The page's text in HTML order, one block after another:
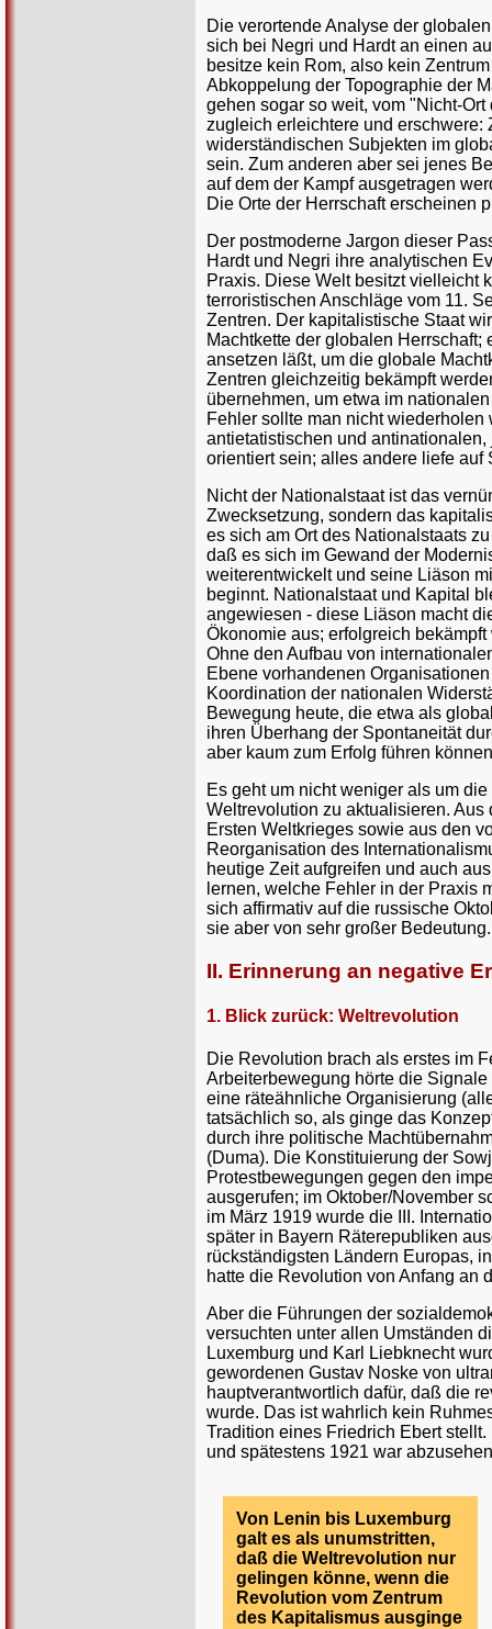
Die verortende Analyse der
sich bei Negri und Hardt an einen
besitze kein Rom, also kein
Abkoppelung der Topographie der
gehen sogar so weit, vom "Nicht-
zugleich erleichtere und
widerständischen Subjekten im
sein. Zum anderen aber sei jenes
auf dem der Kampf ausgetragen
Die Orte der Herrschaft erscheinen
Der postmoderne Jargon dieser
Hardt und Negri ihre analytischen
Praxis. Diese Welt besitzt vielleicht
terroristischen Anschläge vom 11.
Zentren. Der kapitalistische Staat
Machtkette der globalen
ansetzen läßt, um die globale
Zentren gleichzeitig bekämpft
übernehmen, um etwa im
Fehler sollte man nicht
antietatistischen und
orientiert sein; alles andere liefe
Nicht der Nationalstaat ist das
Zwecksetzung, sondern das
es sich am Ort des Nationalstaats
daß es sich im Gewand der
weiterentwickelt und seine Liäson
beginnt. Nationalstaat und Kapital
angewiesen - diese Liäson macht
Ökonomie aus; erfolgreich
Ohne den Aufbau von
Ebene vorhandenen
Koordination der nationalen
Bewegung heute, die etwa als
ihren Überhang der Spontaneität
aber kaum zum Erfolg führen
Es geht um nicht weniger als um
Weltrevolution zu aktualisieren.
Ersten Weltkrieges sowie aus den
Reorganisation des
heutige Zeit aufgreifen und auch
lernen, welche Fehler in der Praxis
sich affirmativ auf die russische
sie aber von sehr großer
II. Erinnerung an negative
1. Blick zurück: Weltrevolution
Die Revolution brach als erstes im
Arbeiterbewegung hörte die
eine räteähnliche Organisierung
tatsächlich so, als ginge das
durch ihre politische
(Duma). Die Konstituierung der
Protestbewegungen gegen den
ausgerufen; im Oktober/November
im März 1919 wurde die III.
später in Bayern Räterepubliken
rückständigsten Ländern Europas,
hatte die Revolution von Anfang an
Aber die Führungen der
versuchten unter allen Umständen
Luxemburg und Karl Liebknecht
gewordenen Gustav Noske von
hauptverantwortlich dafür, daß die
wurde. Das ist wahrlich kein
Tradition eines Friedrich Ebert
und spätestens 1921 war
Von Lenin bis Luxemburg
galt es als unumstritten,
daß die Weltrevolution nur
gelingen könne, wenn die
Revolution vom Zentrum
des Kapitalismus ausginge